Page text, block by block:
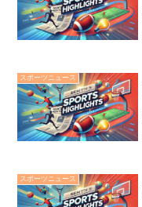
スポーツニュース
スポーツニュース